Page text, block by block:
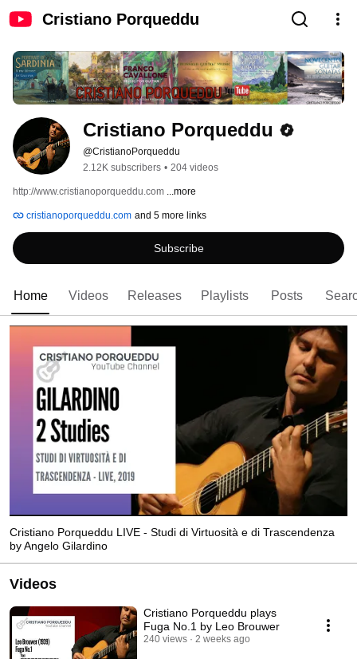
Cristiano Porqueddu
Cristiano Porqueddu
@CristianoPorqueddu
2.12K subscribers • 204 videos
http://www.cristianoporqueddu.com ...more
cristianoporqueddu.com and 5 more links
Subscribe
Home Videos Releases Playlists Posts
Cristiano Porqueddu LIVE - Studi di Virtuosità e di Trascendenza
by Angelo Gilardino
Videos
Cristiano Porqueddu plays
Fuga No.1 by Leo Brouwer
240 views 2 weeks ago